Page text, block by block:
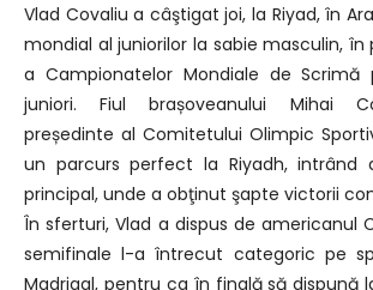
Vlad Covaliu a câştigat joi, la Riyad, în
mondial al juniorilor la sabie masculin, în
a Campionatelor Mondiale de Scrimă
juniori. Fiul brașoveanului Mihai
președinte al Comitetului Olimpic
un parcurs perfect la Riyadh, intrând
principal, unde a obţinut şapte victorii
În sferturi, Vlad a dispus de americanul
semifinale l-a întrecut categoric pe
Madrigal, pentru ca în finală să dispună